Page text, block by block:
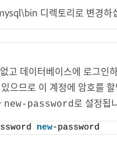
디렉토리로 변경하
데이터베이스에 로그인
으므로 이 계정에 암호를
new-password로 설정됩
new-password